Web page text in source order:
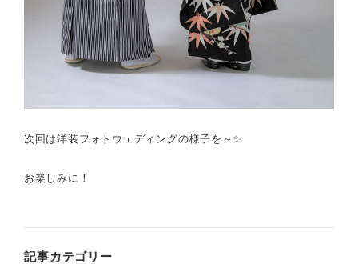
次回は洋装フォトウェディングの様子を～✨
お楽しみに！
記事カテゴリー